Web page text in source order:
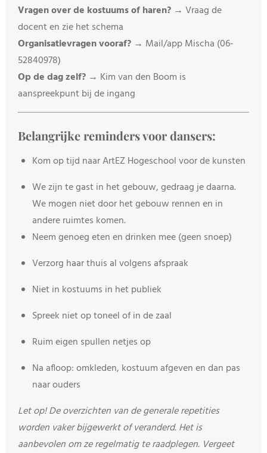
Vragen over de kostuums of haren? → Vraag de
docent en zie het schema
Organisatievragen vooraf? → Mail/app Mischa (06-
52840978)
Op de dag zelf? → Kim van den Boom is
aanspreekpunt bij de ingang
Belangrijke reminders voor dansers:
Kom op tijd naar ArtEZ Hogeschool voor de kunsten
We zijn te gast in het gebouw, gedraag je daarna.
We mogen niet door het gebouw rennen en in
andere ruimtes komen.
Neem genoeg eten en drinken mee (geen snoep)
Verzorg haar thuis al volgens afspraak
Niet in kostuums in het publiek
Spreek niet op toneel of in de zaal
Ruim eigen spullen netjes op
Na afloop: omkleden, kostuum afgeven en dan pas
naar ouders
Let op! De overzichten van de generale repetities
worden vaker bijgewerkt of veranderd. Het is
aanbevolen om ze regelmatig te raadplegen. Vergeet